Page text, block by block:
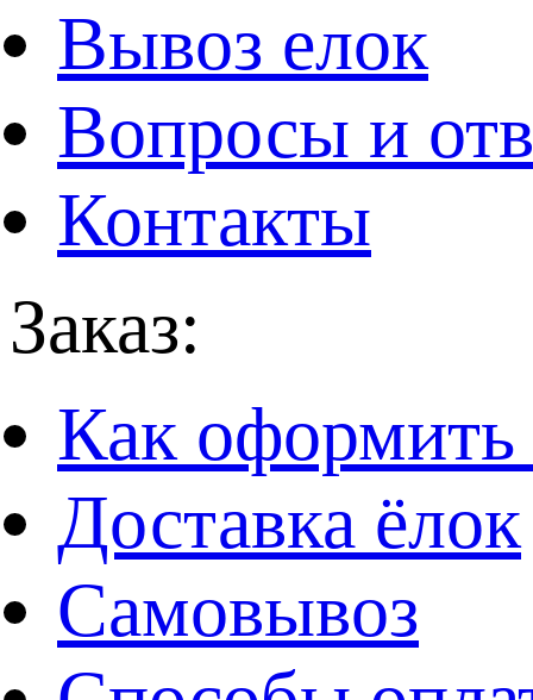
Вывоз елок
Вопросы и
Контакты
Заказ:
Как оформить
Доставка ёлок
Самовывоз